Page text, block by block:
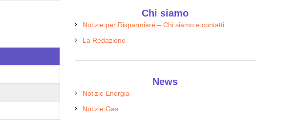
Chi siamo
Notizie per Risparmiare – Chi siamo e contatti
La Redazione
News
Notizie Energia
Notizie Gas